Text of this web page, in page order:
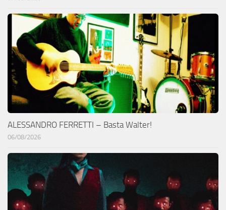
ALESSANDRO FERRETTI – Basta Walter!
06/08/2026